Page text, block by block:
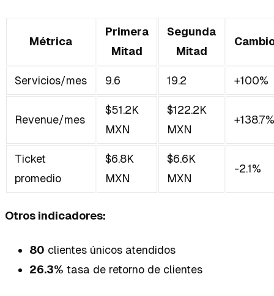
Métrica
Primera
Mitad
Segunda
Mitad
Servicios/mes 9.6 19.2 +100%
Revenue/mes
$51.2K
MXN
$122.2K
MXN
+138.7%
Ticket
promedio
$6.8K
MXN
$6.6K
MXN
-2.1%
Otros indicadores:
80 clientes únicos atendidos
26.3% tasa de retorno de clientes